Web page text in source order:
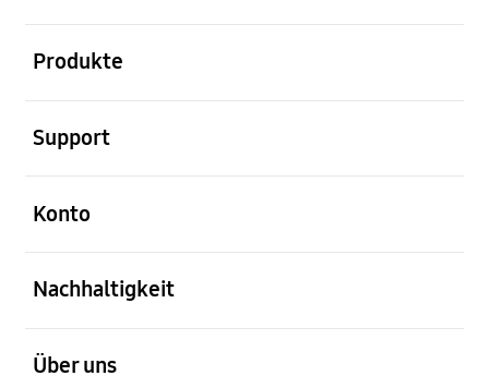
Produkte
Support
Konto
Nachhaltigkeit
Über uns